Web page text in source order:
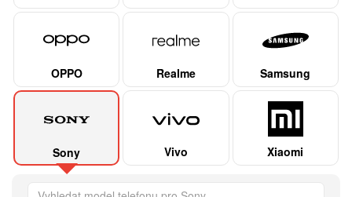
OPPO Realme Samsung
Sony Vivo Xiaomi